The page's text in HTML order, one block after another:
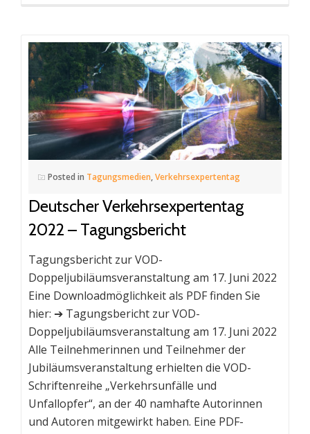
Posted in Tagungsmedien,Verkehrsexpertentag
Deutscher Verkehrsexpertentag
2022 – Tagungsbericht
Tagungsbericht zur VOD-
Doppeljubiläumsveranstaltung am 17. Juni 2022
Eine Downloadmöglichkeit als PDF finden Sie
hier: ➔ Tagungsbericht zur VOD-
Doppeljubiläumsveranstaltung am 17. Juni 2022
Alle Teilnehmerinnen und Teilnehmer der
Jubiläumsveranstaltung erhielten die VOD-
Schriftenreihe „Verkehrsunfälle und
Unfallopfer“, an der 40 namhafte Autorinnen
und Autoren mitgewirkt haben. Eine PDF-